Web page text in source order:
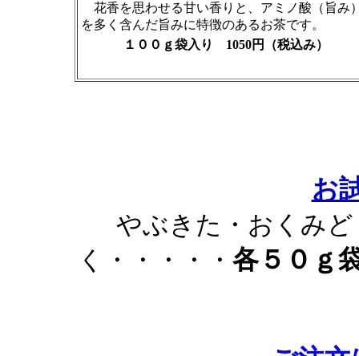
花香を思わせる甘い香りと、アミノ酸（旨み
を多く含んだ旨みに特徴のあるお茶です。
１００ｇ袋入り 1050円（税込み）
お
やぶきた・おくみ
く・・・・・ 各５０ｇ